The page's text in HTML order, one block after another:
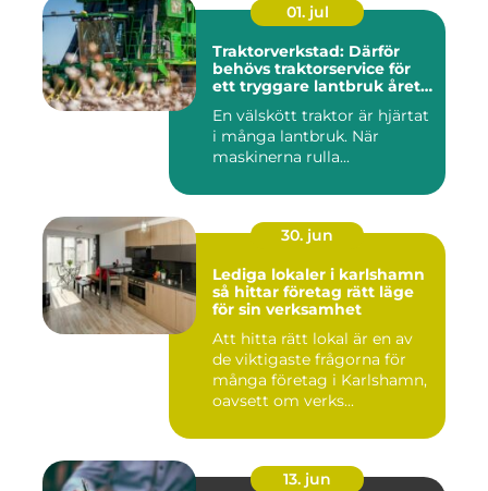
01. jul
Traktorverkstad: Därför
behövs traktorservice för
ett tryggare lantbruk året
En välskött traktor är hjärtat
i många lantbruk. När
maskinerna rulla...
30. jun
Lediga lokaler i karlshamn
så hittar företag rätt läge
för sin verksamhet
Att hitta rätt lokal är en av
de viktigaste frågorna för
många företag i Karlshamn,
oavsett om verks...
13. jun